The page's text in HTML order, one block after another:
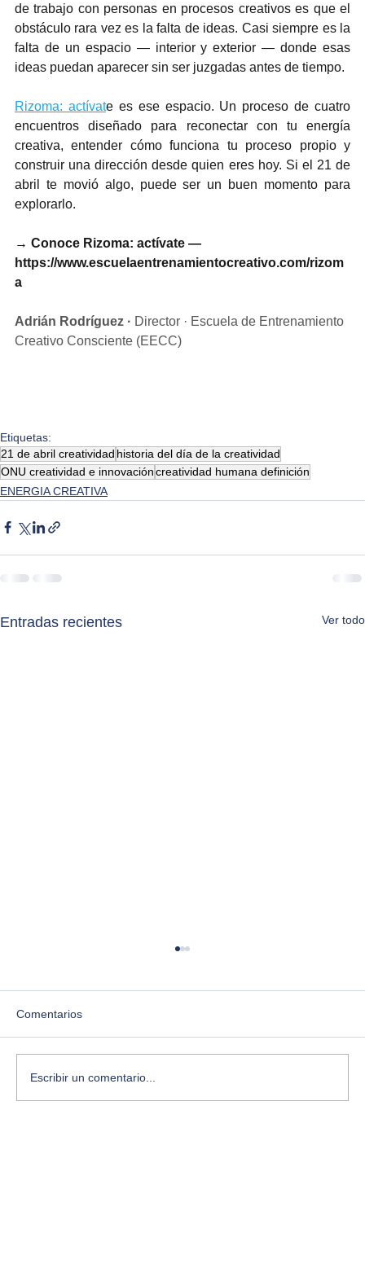
de trabajo con personas en procesos creativos es que el
obstáculo rara vez es la falta de ideas. Casi siempre es la
falta de un espacio — interior y exterior — donde esas
ideas puedan aparecer sin ser juzgadas antes de tiempo.
Rizoma: actívate es ese espacio. Un proceso de cuatro
encuentros diseñado para reconectar con tu energía
creativa, entender cómo funciona tu proceso propio y
construir una dirección desde quien eres hoy. Si el 21 de
abril te movió algo, puede ser un buen momento para
explorarlo.
→ Conoce Rizoma: actívate —
https://www.escuelaentrenamientocreativo.com/rizom
a
Adrián Rodríguez · Director · Escuela de Entrenamiento
Creativo Consciente (EECC)
Etiquetas:
21 de abril creatividad historia del día de la creatividad
ONU creatividad e innovacióncreatividad humana definición
ENERGIA CREATIVA
Entradas recientes Ver todo
Comentarios
Escribir un comentario...